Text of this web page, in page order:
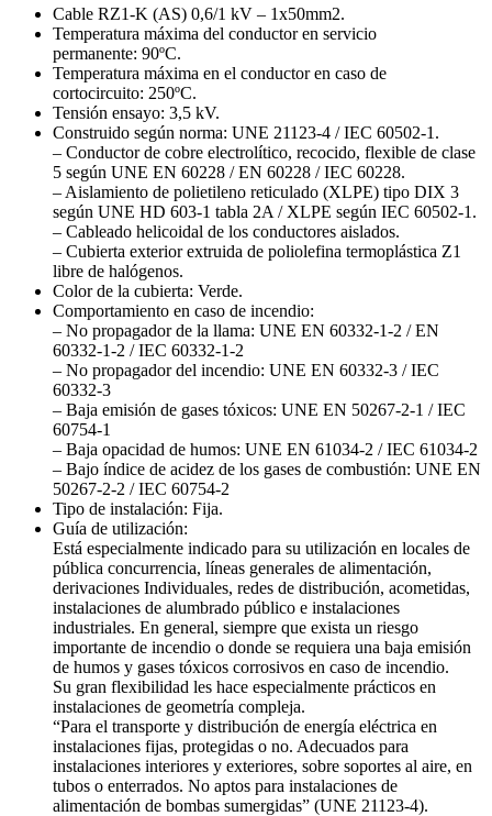
Cable RZ1-K (AS) 0,6/1 kV – 1x50mm2.
Temperatura máxima del conductor en servicio
permanente: 90ºC.
Temperatura máxima en el conductor en caso de
cortocircuito: 250ºC.
Tensión ensayo: 3,5 kV.
Construido según norma: UNE 21123-4 / IEC 60502-1.
– Conductor de cobre electrolítico, recocido, flexible de clase
5 según UNE EN 60228 / EN 60228 / IEC 60228.
– Aislamiento de polietileno reticulado (XLPE) tipo DIX 3
según UNE HD 603-1 tabla 2A / XLPE según IEC 60502-1.
– Cableado helicoidal de los conductores aislados.
– Cubierta exterior extruida de poliolefina termoplástica Z1
libre de halógenos.
Color de la cubierta: Verde.
Comportamiento en caso de incendio:
– No propagador de la llama: UNE EN 60332-1-2 / EN
60332-1-2 / IEC 60332-1-2
– No propagador del incendio: UNE EN 60332-3 / IEC
60332-3
– Baja emisión de gases tóxicos: UNE EN 50267-2-1 / IEC
60754-1
– Baja opacidad de humos: UNE EN 61034-2 / IEC 61034-2
– Bajo índice de acidez de los gases de combustión: UNE EN
50267-2-2 / IEC 60754-2
Tipo de instalación: Fija.
Guía de utilización:
Está especialmente indicado para su utilización en locales de
pública concurrencia, líneas generales de alimentación,
derivaciones Individuales, redes de distribución, acometidas,
instalaciones de alumbrado público e instalaciones
industriales. En general, siempre que exista un riesgo
importante de incendio o donde se requiera una baja emisión
de humos y gases tóxicos corrosivos en caso de incendio.
Su gran flexibilidad les hace especialmente prácticos en
instalaciones de geometría compleja.
“Para el transporte y distribución de energía eléctrica en
instalaciones fijas, protegidas o no. Adecuados para
instalaciones interiores y exteriores, sobre soportes al aire, en
tubos o enterrados. No aptos para instalaciones de
alimentación de bombas sumergidas” (UNE 21123-4).